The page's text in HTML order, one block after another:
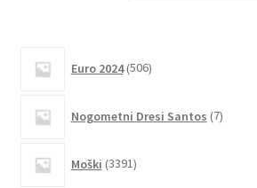
Euro 2024 506izdelkov
Nogometni Dresi Santos 7izdelkov
Moški 3391izdelkov